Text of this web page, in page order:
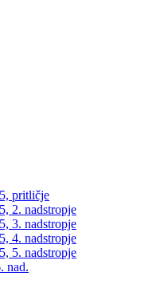
pritličje
2. nadstropje
3. nadstropje
4. nadstropje
5. nadstropje
nad.